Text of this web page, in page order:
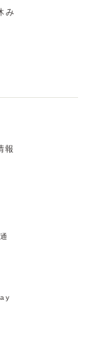
み
報